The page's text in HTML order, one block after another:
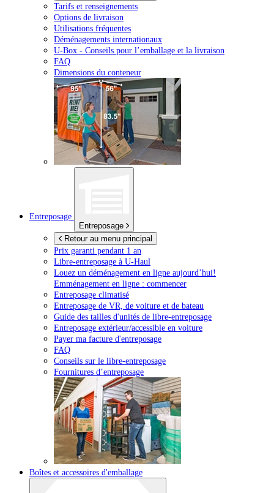
Tarifs et renseignements
Options de livraison
Utilisations fréquentes
Déménagements internationaux
U-Box - Conseils pour l’emballage et la livraison
FAQ
Dimensions du conteneur
Entreposage
Entreposage
Retour au menu principal
Prix garanti pendant 1 an
Libre-entreposage à U-Haul
Louez un déménagement en ligne aujourd’hui!
Emménagement en ligne : commencer
Entreposage climatisé
Entreposage de VR, de voiture et de bateau
Guide des tailles d'unités de libre-entreposage
Entreposage extérieur/accessible en voiture
Payer ma facture d'entreposage
FAQ
Conseils sur le libre-entreposage
Fournitures d’entreposage
Boîtes et accessoires d'emballage